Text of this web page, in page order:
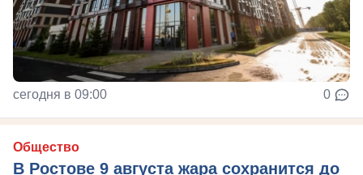
сегодня в 09:00 0
Общество
В Ростове 9 августа жара сохранится до